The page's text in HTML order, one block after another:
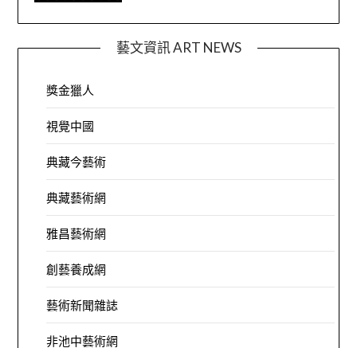
藝文資訊 ART NEWS
獎金獵人
視覺中國
典藏今藝術
典藏藝術網
雅昌藝術網
創藝養成網
藝術新聞雜誌
非池中藝術網